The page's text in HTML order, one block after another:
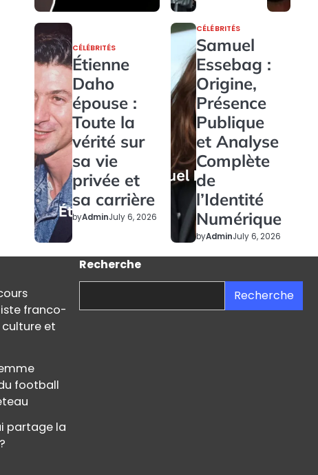
CÉLÉBRITÉS
Étienne
Daho
épouse :
Toute la
vérité sur
sa vie
privée et
sa carrière
byAdminJuly 6, 2026
CÉLÉBRITÉS
Samuel
Essebag :
Origine,
Présence
Publique
et Analyse
Complète
de
l’Identité
Numérique
byAdminJuly 6, 2026
franco-
et
football
partage la
Recherche
Recherche